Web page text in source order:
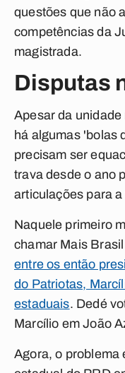
questões que não
competências da
magistrada.
Disputas
Apesar da unidade
há algumas 'bolas
precisam ser
trava desde o ano
articulações para a
Naquele primeiro
chamar Mais Brasil
entre os então
do Patriotas,
estaduais. Dedé
Marcílio em João
Agora, o problema